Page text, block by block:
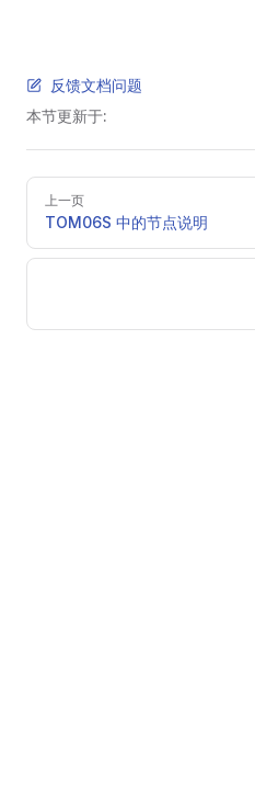
反馈文档问题
本节更新于:
Pager上一页
TOM06S 中的节点说明